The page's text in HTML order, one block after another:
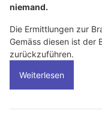
niemand.
Die Ermittlungen zur
Gemäss diesen ist der
zurückzuführen.
Weiterlesen